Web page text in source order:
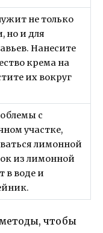
не только
но и для
Нанесите
крема на
их вокруг
с
участке,
лимонной
из лимонной
в воде и
чтобы